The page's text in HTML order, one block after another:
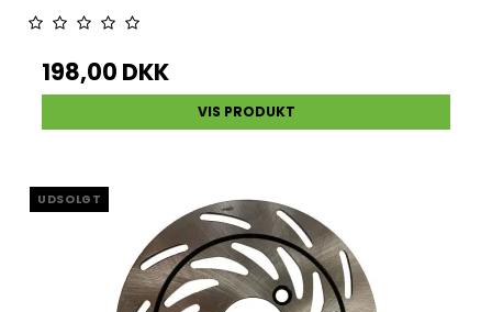
198,00 DKK
VIS PRODUKT
UDSOLGT